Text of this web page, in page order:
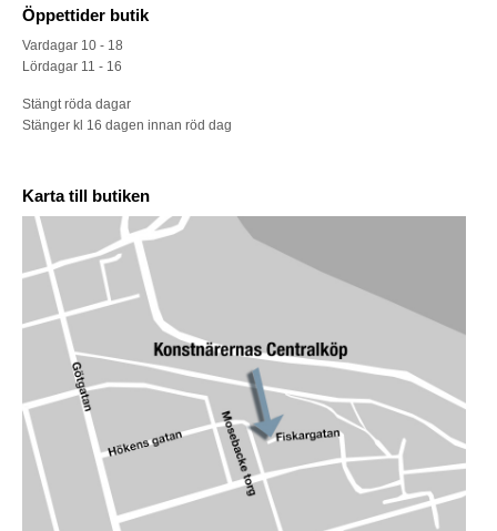
Öppettider butik
Vardagar 10 - 18
Lördagar 11 - 16
Stängt röda dagar
Stänger kl 16 dagen innan röd dag
Karta till butiken